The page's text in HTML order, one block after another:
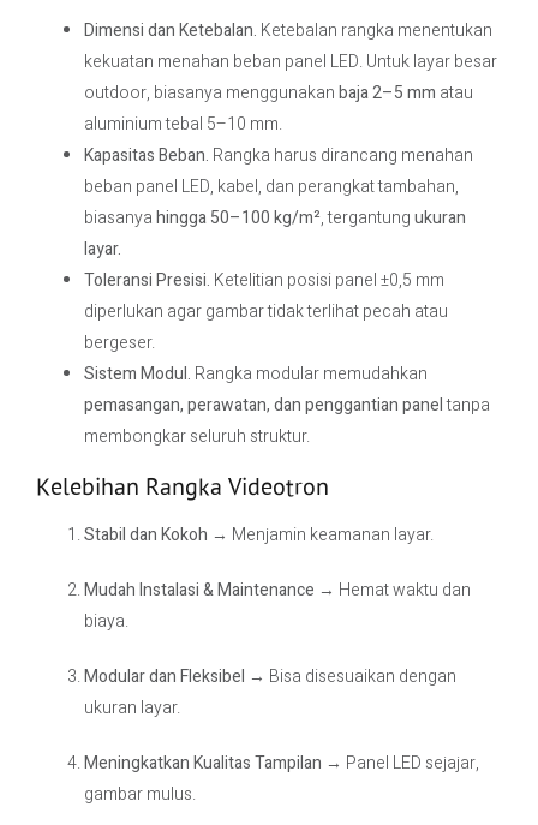
Dimensi dan Ketebalan. Ketebalan rangka menentukan
kekuatan menahan beban panel LED. Untuk layar besar
outdoor, biasanya menggunakanbaja 2–5 mm atau
aluminium tebal 5–10 mm.
Kapasitas Beban. Rangka harus dirancang menahan
beban panel LED, kabel, dan perangkat tambahan,
biasanyahingga 50–100 kg/m², tergantungukuran
layar.
Toleransi Presisi. Ketelitian posisi panel ±0,5 mm
diperlukan agar gambar tidak terlihat pecah atau
bergeser.
Sistem Modul. Rangka modular memudahkan
pemasangan, perawatan, dan penggantian paneltanpa
membongkar seluruh struktur.
Kelebihan Rangka Videotron
Stabil dan Kokoh → Menjamin keamanan layar.
Mudah Instalasi & Maintenance → Hemat waktu dan
biaya.
Modular dan Fleksibel → Bisa disesuaikan dengan
ukuran layar.
Meningkatkan Kualitas Tampilan → Panel LED sejajar,
gambar mulus.